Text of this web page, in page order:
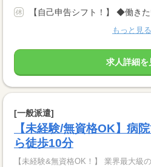
【自己申告シフト！】 ◆働きた
もっと見る
求人詳細を
[一般派遣]
【未経験/無資格OK】病
ら徒歩10分
【未経験&無資格OK！】 業界最大級